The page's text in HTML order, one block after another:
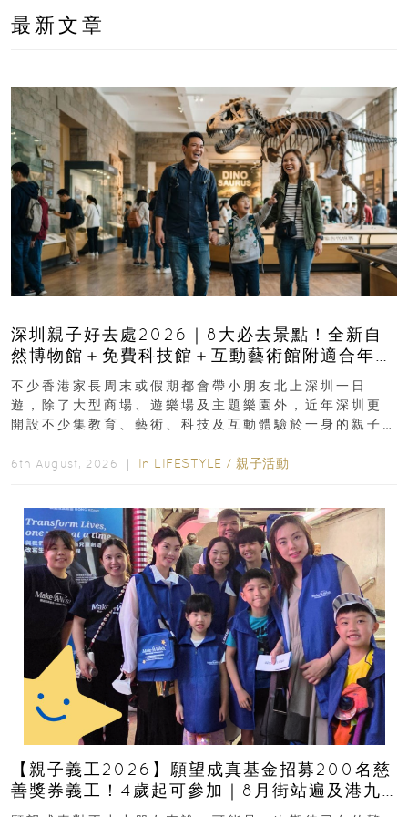
最新文章
深圳親子好去處2026｜8大必去景點！全新自
然博物館＋免費科技館＋互動藝術館附適合年
齡、交通、門票、開放時間
不少香港家長周末或假期都會帶小朋友北上深圳一日
遊，除了大型商場、遊樂場及主題樂園外，近年深圳更
開設不少集教育、藝術、科技及互動體驗於一身的親子
6th August, 2026 ｜ In LIFESTYLE / 親子活動
【親子義工2026】願望成真基金招募200名慈
善獎券義工！4歲起可參加｜8月街站遍及港九
新界